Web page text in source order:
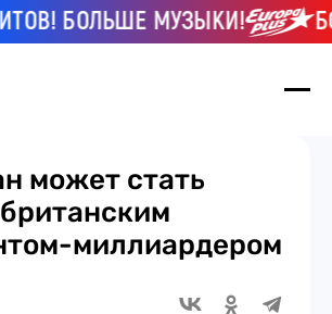
БОЛЬШЕ МУЗЫКИ!
может стать
миллиардером